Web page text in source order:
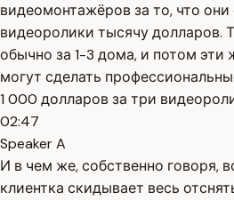
видеомонтажёров за то, что
видеоролики тысячу долларов.
обычно за 1-3 дома, и потом
могут сделать
1 000 долларов за три
02:47
Speaker A
И в чем же, собственно говоря,
клиентка скидывает весь